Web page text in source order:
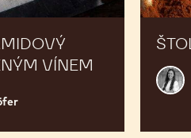
VÍNEM